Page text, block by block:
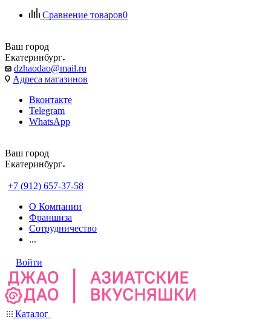
Сравнение товаров0
Ваш город
Екатеринбург
dzhaodao@mail.ru
Адреса магазинов
Вконтакте
Telegram
WhatsApp
Ваш город
Екатеринбург
+7 (912) 657-37-58
О Компании
Франшиза
Сотрудничество
...
Войти
Каталог